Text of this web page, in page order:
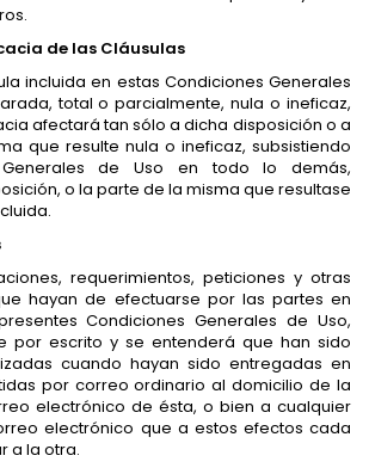
de las Cláusulas
incluida en estas Condiciones Generales
total o parcialmente, nula o ineficaz,
afectará tan sólo a dicha disposición o a
que resulte nula o ineficaz, subsistiendo
de Uso en todo lo demás,
o la parte de la misma que resultase
requerimientos, peticiones y otras
hayan de efectuarse por las partes en
Condiciones Generales de Uso,
por escrito y se entenderá que han sido
cuando hayan sido entregadas en
por correo ordinario al domicilio de la
electrónico de ésta, o bien a cualquier
electrónico que a estos efectos cada
a la otra.